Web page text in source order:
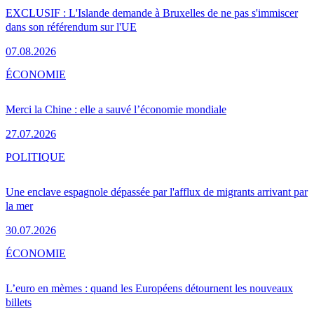
EXCLUSIF : L'Islande demande à Bruxelles de ne pas s'immiscer
dans son référendum sur l'UE
07.08.2026
Merci la Chine : elle a sauvé l’économie mondiale
27.07.2026
ÉCONOMIE
Une enclave espagnole dépassée par l'afflux de migrants arrivant par
la mer
30.07.2026
POLITIQUE
L’euro en mèmes : quand les Européens détournent les nouveaux
billets
ÉCONOMIE